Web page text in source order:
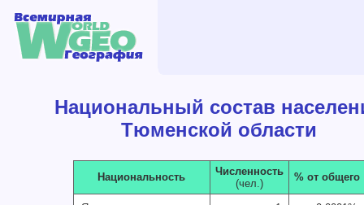
Национальный состав
Тюменской области
Национальность
Численность
(чел.)
% от общего